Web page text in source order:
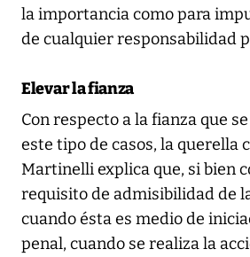
la importancia como para
de cualquier responsabilidad
Elevar la fianza
Con respecto a la fianza que
este tipo de casos, la querella
Martinelli explica que, si bien
requisito de admisibilidad de
cuando ésta es medio de
penal, cuando se realiza la